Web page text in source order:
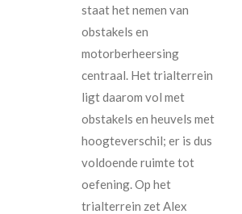
staat het nemen van
obstakels en
motorberheersing
centraal. Het trialterrein
ligt daarom vol met
obstakels en heuvels met
hoogteverschil; er is dus
voldoende ruimte tot
oefening. Op het
trialterrein zet Alex